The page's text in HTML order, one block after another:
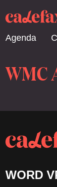
Agenda
WMC
WORD